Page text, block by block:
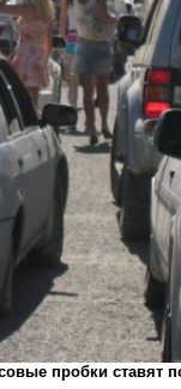
пробки ставят